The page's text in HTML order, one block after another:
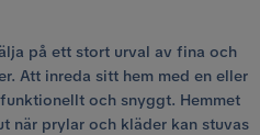
på ett stort urval av fina och
Att inreda sitt hem med en eller
och snyggt. Hemmet
när prylar och kläder kan stuvas